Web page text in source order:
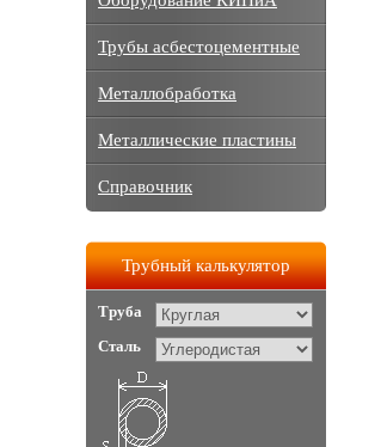
Трубы асбестоцементные
Металлобработка
Металлические пластины
Справочник
Трубный калькулятор
Труба
Сталь